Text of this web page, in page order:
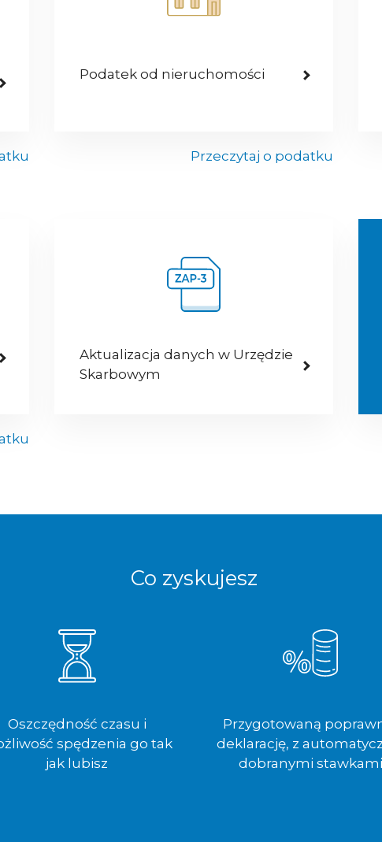
Podatek od nieruchomości
Przeczytaj o podatku
Aktualizacja danych w Urzędzie
Skarbowym
Co zyskujesz
Oszczędność czasu i
spędzenia go tak
jak lubisz
Przygotowaną
deklarację, z
dobranymi stawkami